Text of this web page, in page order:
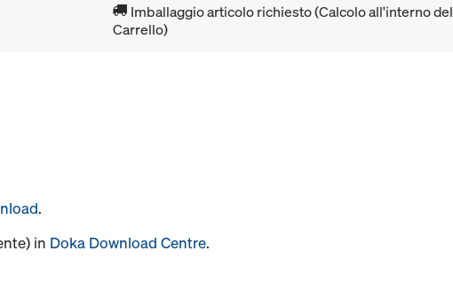
Imballaggio articolo richiesto (Calcolo all'interno del
Carrello)
.
in Doka Download Centre.